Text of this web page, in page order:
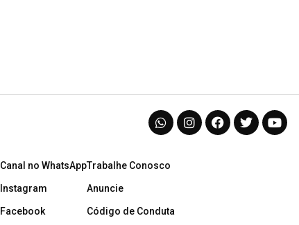
Canal no WhatsApp
Instagram
Facebook
Trabalhe Conosco
Anuncie
Código de Conduta